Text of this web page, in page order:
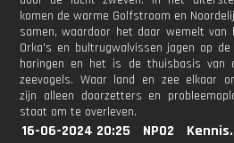
komen de warme Golfstroom en
samen, waardoor het daar wemelt van
Orka's en bultrugwalvissen jagen op
haringen en het is de thuisbasis van
zeevogels. Waar land en zee elkaar
zijn alleen doorzetters en
staat om te overleven.
16-06-2024 20:25 NPO2